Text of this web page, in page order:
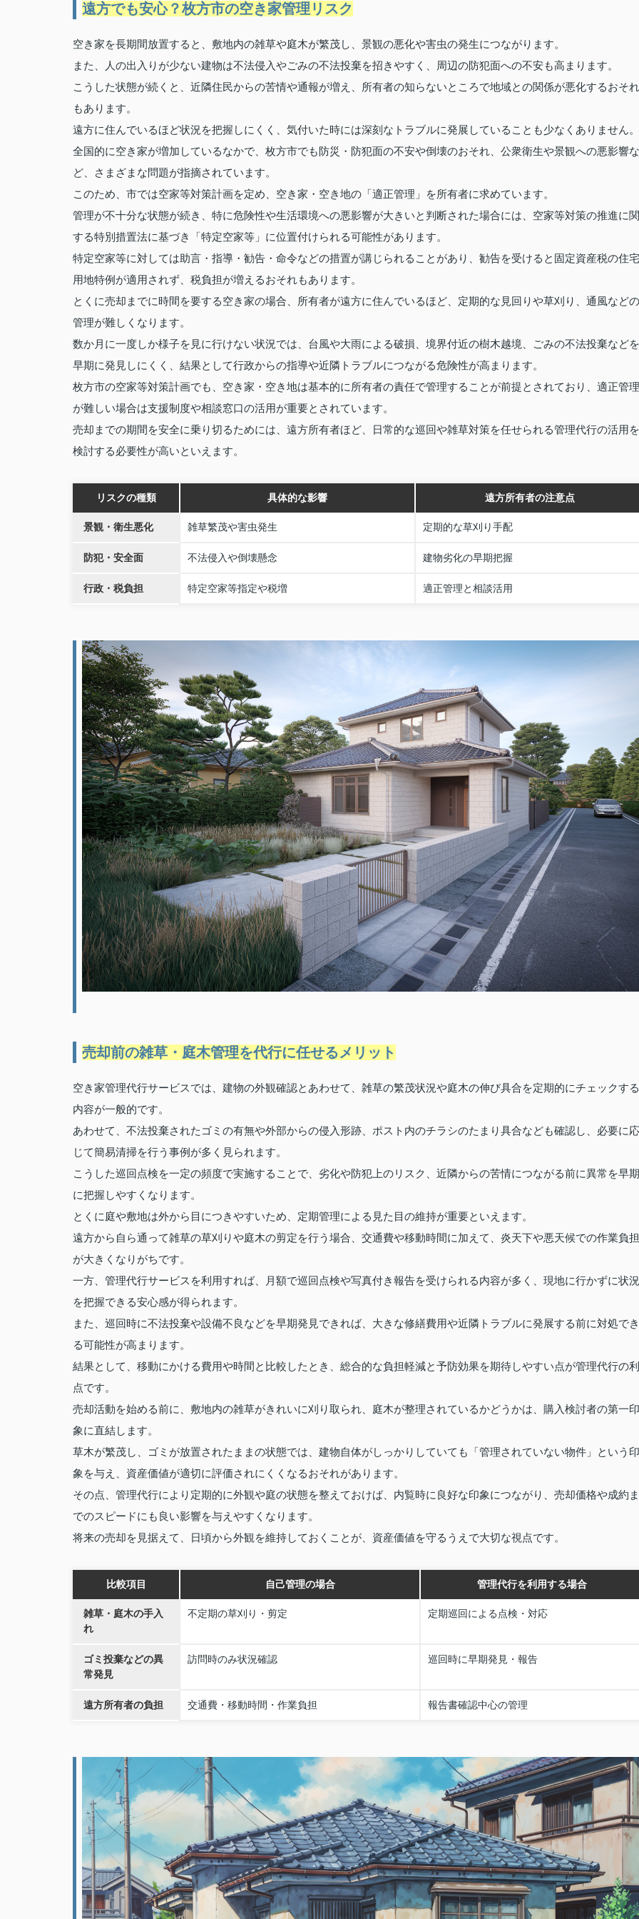
遠方でも安心？枚方市の空き家管理リスク
空き家を長期間放置すると、敷地内の雑草や庭木が繁茂し、景観の悪化や害虫の発生につながります。
また、人の出入りが少ない建物は不法侵入やごみの不法投棄を招きやすく、周辺の防犯面への不安も高まります。
こうした状態が続くと、近隣住民からの苦情や通報が増え、所有者の知らないところで地域との関係が悪化するおそれ
もあります。
遠方に住んでいるほど状況を把握しにくく、気付いた時には深刻なトラブルに発展していることも少なくありません。
全国的に空き家が増加しているなかで、枚方市でも防災・防犯面の不安や倒壊のおそれ、公衆衛生や景観への悪影響な
ど、さまざまな問題が指摘されています。
このため、市では空家等対策計画を定め、空き家・空き地の「適正管理」を所有者に求めています。
管理が不十分な状態が続き、特に危険性や生活環境への悪影響が大きいと判断された場合には、空家等対策の推進に関
する特別措置法に基づき「特定空家等」に位置付けられる可能性があります。
特定空家等に対しては助言・指導・勧告・命令などの措置が講じられることがあり、勧告を受けると固定資産税の住宅
用地特例が適用されず、税負担が増えるおそれもあります。
とくに売却までに時間を要する空き家の場合、所有者が遠方に住んでいるほど、定期的な見回りや草刈り、通風などの
管理が難しくなります。
数か月に一度しか様子を見に行けない状況では、台風や大雨による破損、境界付近の樹木越境、ごみの不法投棄などを
早期に発見しにくく、結果として行政からの指導や近隣トラブルにつながる危険性が高まります。
枚方市の空家等対策計画でも、空き家・空き地は基本的に所有者の責任で管理することが前提とされており、適正管理
が難しい場合は支援制度や相談窓口の活用が重要とされています。
売却までの期間を安全に乗り切るためには、遠方所有者ほど、日常的な巡回や雑草対策を任せられる管理代行の活用を
検討する必要性が高いといえます。
リスクの種類 具体的な影響 遠方所有者の注意点
景観・衛生悪化 雑草繁茂や害虫発生 定期的な草刈り手配
防犯・安全面 不法侵入や倒壊懸念 建物劣化の早期把握
行政・税負担 特定空家等指定や税増 適正管理と相談活用
売却前の雑草・庭木管理を代行に任せるメリット
空き家管理代行サービスでは、建物の外観確認とあわせて、雑草の繁茂状況や庭木の伸び具合を定期的にチェックする
内容が一般的です。
あわせて、不法投棄されたゴミの有無や外部からの侵入形跡、ポスト内のチラシのたまり具合なども確認し、必要に応
じて簡易清掃を行う事例が多く見られます。
こうした巡回点検を一定の頻度で実施することで、劣化や防犯上のリスク、近隣からの苦情につながる前に異常を早期
に把握しやすくなります。
とくに庭や敷地は外から目につきやすいため、定期管理による見た目の維持が重要といえます。
遠方から自ら通って雑草の草刈りや庭木の剪定を行う場合、交通費や移動時間に加えて、炎天下や悪天候での作業負担
が大きくなりがちです。
一方、管理代行サービスを利用すれば、月額で巡回点検や写真付き報告を受けられる内容が多く、現地に行かずに状況
を把握できる安心感が得られます。
また、巡回時に不法投棄や設備不良などを早期発見できれば、大きな修繕費用や近隣トラブルに発展する前に対処でき
る可能性が高まります。
結果として、移動にかける費用や時間と比較したとき、総合的な負担軽減と予防効果を期待しやすい点が管理代行の利
点です。
売却活動を始める前に、敷地内の雑草がきれいに刈り取られ、庭木が整理されているかどうかは、購入検討者の第一印
象に直結します。
草木が繁茂し、ゴミが放置されたままの状態では、建物自体がしっかりしていても「管理されていない物件」という印
象を与え、資産価値が適切に評価されにくくなるおそれがあります。
その点、管理代行により定期的に外観や庭の状態を整えておけば、内覧時に良好な印象につながり、売却価格や成約ま
でのスピードにも良い影響を与えやすくなります。
将来の売却を見据えて、日頃から外観を維持しておくことが、資産価値を守るうえで大切な視点です。
比較項目 自己管理の場合 管理代行を利用する場合
雑草・庭木の手入
れ
不定期の草刈り・剪定 定期巡回による点検・対応
ゴミ投棄などの異
常発見
訪問時のみ状況確認 巡回時に早期発見・報告
遠方所有者の負担 交通費・移動時間・作業負担 報告書確認中心の管理